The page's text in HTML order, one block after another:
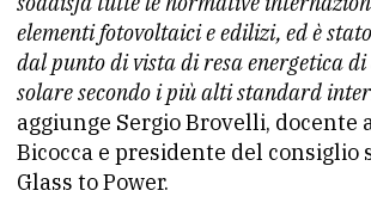
elementi fotovoltaici e edilizi, ed è
dal punto di vista di resa energetica di
solare secondo i più alti standard
aggiunge Sergio Brovelli, docente
Bicocca e presidente del consiglio
Glass to Power.